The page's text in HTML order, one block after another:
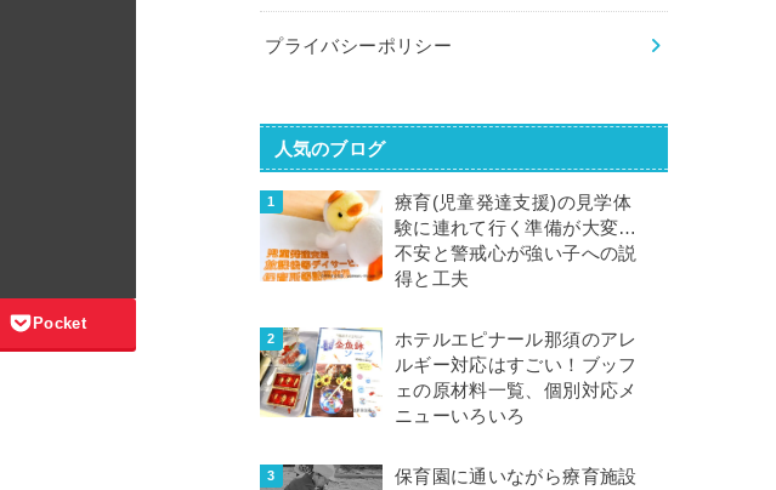
Pocket
プライバシーポリシー
人気のブログ
療育(児童発達支援)の見学体
験に連れて行く準備が大変…
不安と警戒心が強い子への説
得と工夫
ホテルエピナール那須のアレ
ルギー対応はすごい！ブッフ
ェの原材料一覧、個別対応メ
ニューいろいろ
保育園に通いながら療育施設